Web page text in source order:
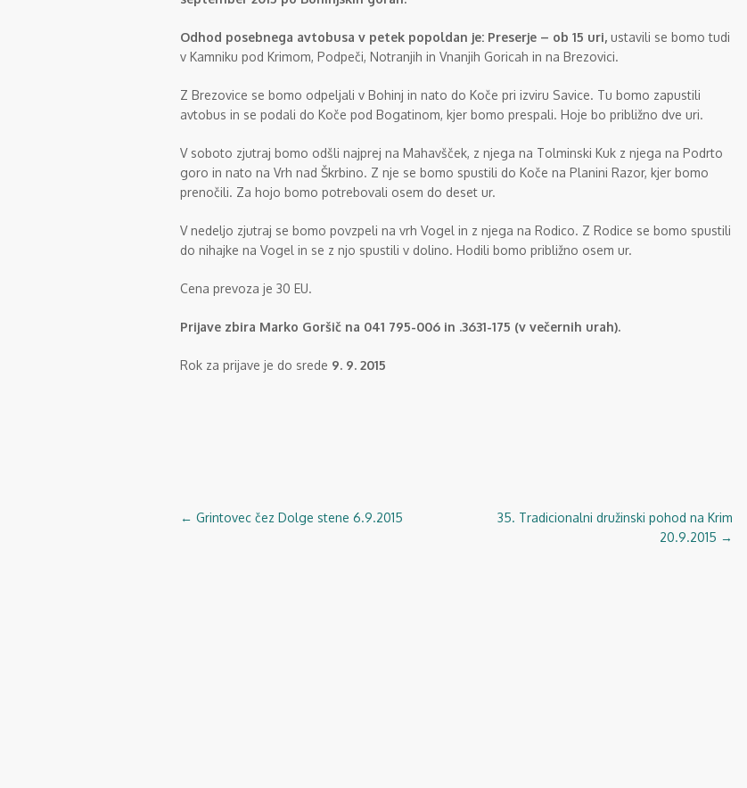
Odhod posebnega avtobusa v petek popoldan je: Preserje – ob 15 uri, ustavili se bomo tudi
v Kamniku pod Krimom, Podpeči, Notranjih in Vnanjih Goricah in na Brezovici.
Z Brezovice se bomo odpeljali v Bohinj in nato do Koče pri izviru Savice. Tu bomo zapustili
avtobus in se podali do Koče pod Bogatinom, kjer bomo prespali. Hoje bo približno dve uri.
V soboto zjutraj bomo odšli najprej na Mahavšček, z njega na Tolminski Kuk z njega na Podrto
goro in nato na Vrh nad Škrbino. Z nje se bomo spustili do Koče na Planini Razor, kjer bomo
prenočili. Za hojo bomo potrebovali osem do deset ur.
V nedeljo zjutraj se bomo povzpeli na vrh Vogel in z njega na Rodico. Z Rodice se bomo spustili
do nihajke na Vogel in se z njo spustili v dolino. Hodili bomo približno osem ur.
Cena prevoza je 30 EU.
Prijave zbira Marko Goršič na 041 795-006 in .3631-175 (v večernih urah).
Rok za prijave je do srede 9. 9. 2015
Navigacija
← Grintovec čez Dolge stene 6.9.2015
35. Tradicionalni družinski pohod na Krim
20.9.2015 →